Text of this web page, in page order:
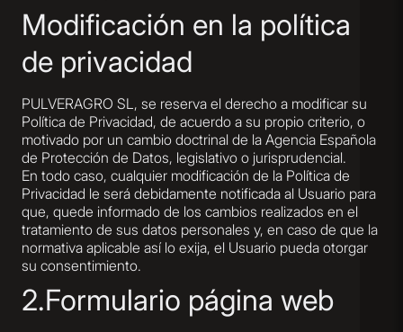
Modificación en la política
de privacidad
PULVERAGRO SL, se reserva el derecho a modificar su
Política de Privacidad, de acuerdo a su propio criterio, o
motivado por un cambio doctrinal de la Agencia Española
de Protección de Datos, legislativo o jurisprudencial.
En todo caso, cualquier modificación de la Política de
Privacidad le será debidamente notificada al Usuario para
que, quede informado de los cambios realizados en el
tratamiento de sus datos personales y, en caso de que la
normativa aplicable así lo exija, el Usuario pueda otorgar
su consentimiento.
2.Formulario página web